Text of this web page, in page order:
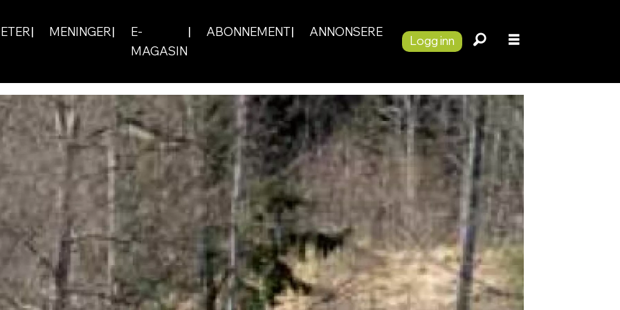
MENINGER
E-
MAGASIN
ABONNEMENT ANNONSERE
Logg inn